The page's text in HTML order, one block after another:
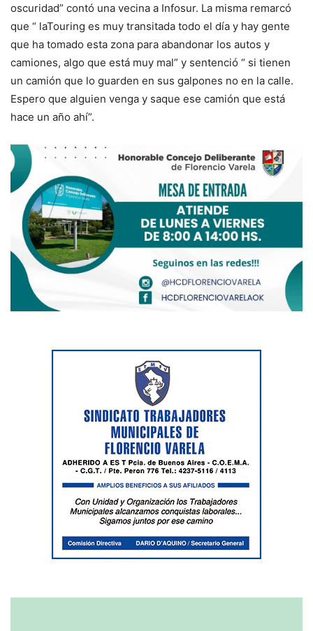
oscuridad” contó una vecina a Infosur. La misma remarcó
que “ laTouring es muy transitada todo el día y hay gente
que ha tomado esta zona para abandonar los autos y
camiones, algo que está muy mal” y sentenció “ si tienen
un camión que lo guarden en sus galpones no en la calle.
Espero que alguien venga y saque ese camión que está
hace un año ahí”.